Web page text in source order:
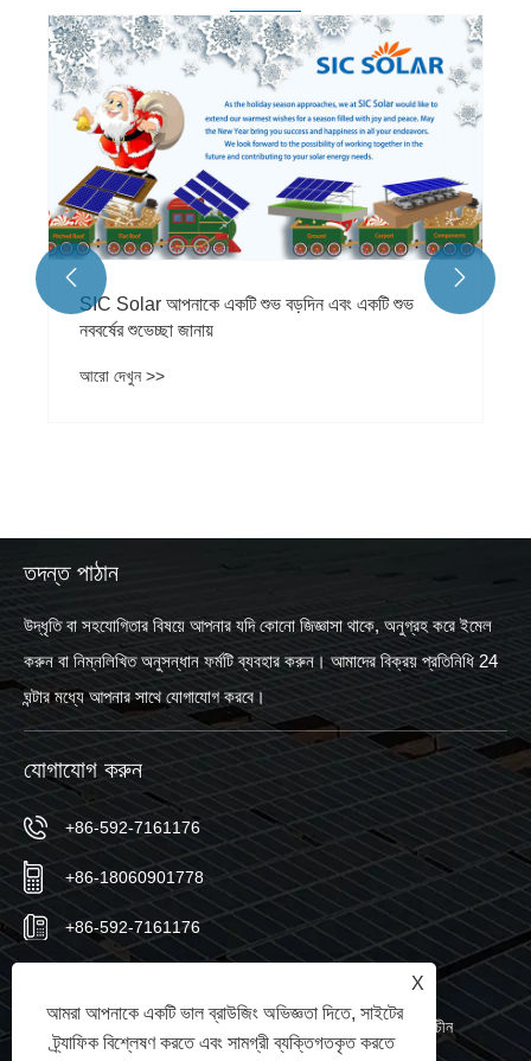
SIC Solar আপনাকে একটি শুভ বড়দিন এবং একটি শুভ
নববর্ষের শুভেচ্ছা জানায়
আরো দেখুন >>
 
তদন্ত পাঠান
উদ্ধৃতি বা সহযোগিতার বিষয়ে আপনার যদি কোনো জিজ্ঞাসা থাকে, অনুগ্রহ করে ইমেল
করুন বা নিম্নলিখিত অনুসন্ধান ফর্মটি ব্যবহার করুন। আমাদের বিক্রয় প্রতিনিধি 24
ঘন্টার মধ্যে আপনার সাথে যোগাযোগ করবে।
যোগাযোগ করুন
+86-592-7161176
+86-18060901778
+86-592-7161176
নং 766 কিশান নর্থ রোড, হুলি জেলা, জিয়ামেন সিটি, ফুজিয়ান প্রদেশ, চীন
X
আমরা আপনাকে একটি ভাল ব্রাউজিং অভিজ্ঞতা দিতে, সাইটের
ট্র্যাফিক বিশ্লেষণ করতে এবং সামগ্রী ব্যক্তিগতকৃত করতে